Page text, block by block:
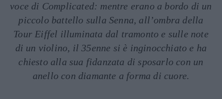
voce di Complicated: mentre erano a bordo di un
piccolo battello sulla Senna, all’ombra della
Tour Eiffel illuminata dal tramonto e sulle note
di un violino, il 35enne si è inginocchiato e ha
chiesto alla sua fidanzata di sposarlo con un
anello con diamante a forma di cuore.